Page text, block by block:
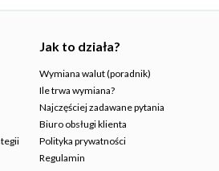
Jak to działa?
Wymiana walut (poradnik)
Ile trwa wymiana?
Najczęściej zadawane pytania
Biuro obsługi klienta
Polityka prywatności
Regulamin